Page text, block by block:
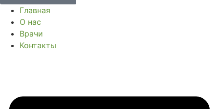
Главная
О нас
Врачи
Контакты